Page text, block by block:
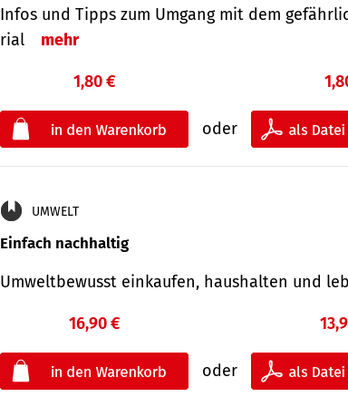
Infos und Tipps zum Um­gang mit dem
rial
mehr
1,80 €
oder
UMWELT
Einfach nachhaltig
Umweltbewusst einkaufen, haushalten und
16,90 €
oder